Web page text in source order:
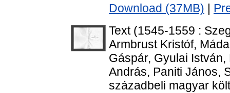
Download (37MB)
Text (1545-1559 :
Armbrust Kristóf,
Gáspár, Gyulai
András, Paniti János,
századbeli magyar